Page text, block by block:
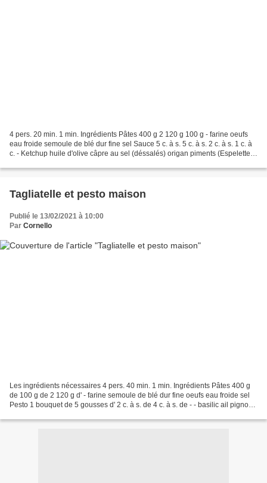
4 pers. 20 min. 1 min. Ingrédients Pâtes 400 g 2 120 g 100 g - farine oeufs
eau froide semoule de blé dur fine sel Sauce 5 c. à s. 5 c. à s. 2 c. à s. 1 c. à
c. - Ketchup huile d'olive câpre au sel (déssalés) origan piments (Espelette,
Tagliatelle et pesto maison
Publié le 13/02/2021 à 10:00
Par Cornello
Les ingrédients nécessaires 4 pers. 40 min. 1 min. Ingrédients Pâtes 400 g
de 100 g de 2 120 g d' - farine semoule de blé dur fine oeufs eau froide sel
Pesto 1 bouquet de 5 gousses d' 2 c. à s. de 4 c. à s. de - - basilic ail pignons